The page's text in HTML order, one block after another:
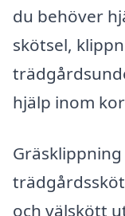
du behöver
skötsel,
hjälp inom
och välskött